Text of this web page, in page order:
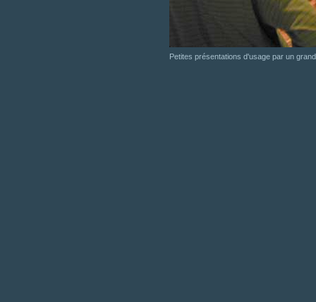
Petites présentations d'usage par un